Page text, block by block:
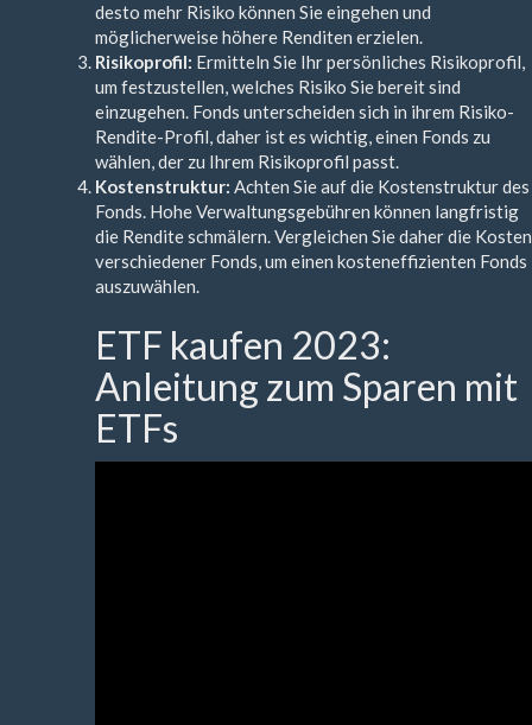
desto mehr Risiko können Sie eingehen und
möglicherweise höhere Renditen erzielen.
Risikoprofil: Ermitteln Sie Ihr persönliches Risikoprofil,
um festzustellen, welches Risiko Sie bereit sind
einzugehen. Fonds unterscheiden sich in ihrem Risiko-
Rendite-Profil, daher ist es wichtig, einen Fonds zu
wählen, der zu Ihrem Risikoprofil passt.
Kostenstruktur: Achten Sie auf die Kostenstruktur des
Fonds. Hohe Verwaltungsgebühren können langfristig
die Rendite schmälern. Vergleichen Sie daher die Kosten
verschiedener Fonds, um einen kosteneffizienten Fonds
auszuwählen.
ETF kaufen 2023:
Anleitung zum Sparen mit
ETFs